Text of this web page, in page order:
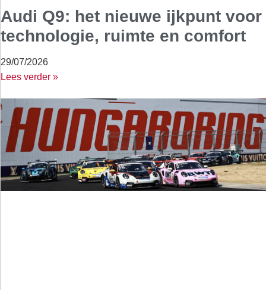
Audi Q9: het nieuwe ijkpunt voor
technologie, ruimte en comfort
29/07/2026
Lees verder »